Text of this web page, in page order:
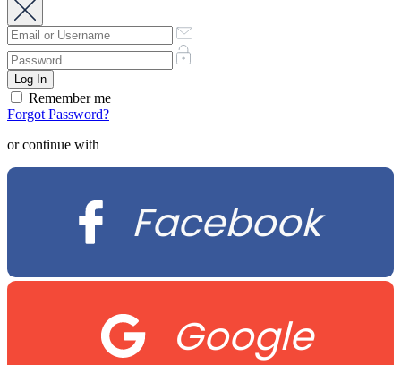
Remember me
Forgot Password?
or continue with
Facebook
Google